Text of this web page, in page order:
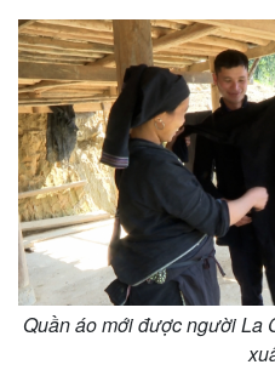
Quần áo mới được người La